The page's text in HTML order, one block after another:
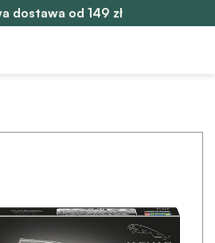
dostawa od 149 zł